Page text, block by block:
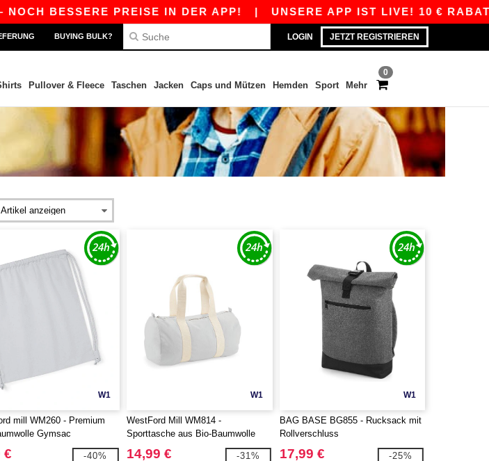
PREISE IN DER APP!|UNSERE APP IST LIVE! 10 € RABATT AB
LOGIN JETZT REGISTRIEREN
BUYING BULK?
0
Pullover & Fleece Taschen Jacken Caps und Mützen Hemden Sport Mehr
W1
mill WM260 - Premium
Gymsac
€ -40%
W1
WestFord Mill WM814 -
Sporttasche aus Bio-Baumwolle
14,99 € -31%
W1
BAG BASE BG855 - Rucksack mit
Rollverschluss
17,99 € -25%